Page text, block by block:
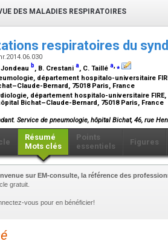
DES MALADIES RESPIRATOIRES
respiratoires du
Jondeau b, B. Crestani a, C. Taillé a,⁎
département hospitalo-universitaire
Bernard, 75018 Paris, France
département hospitalo-universitaire
Bichat–Claude-Bernard, 75018 Paris, France
Service de pneumologie, hôpital Bichat, 46, rue
Résumé
Mots clés
Points
essentiels
Figures
sur EM-consulte, la référence des
gratuit.
vous pour en bénéficier!